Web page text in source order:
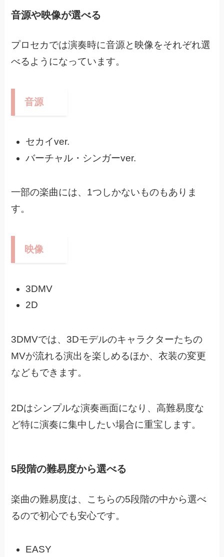
音源や映像が選べる
プロセカでは演奏時に音源と映像をそれぞれ選
べるようになっています。
音源
セカイver.
バーチャル・シンガーver.
一部の楽曲には、1つしかないものもありま
す。
映像
3DMV
2D
3DMVでは、3Dモデルのキャラクターたちの
MVが流れる演出を楽しめるほか、衣装の変更
などもできます。
2Dはシンプルな演奏画面になり、高難易度な
ど特に演奏に集中したい場合に重宝します。
5段階の難易度から選べる
楽曲の難易度は、こちらの5段階の中から選べ
るので初心でも安心です。
EASY